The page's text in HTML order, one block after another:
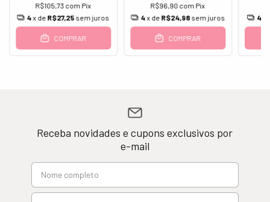
R$105,73 com Pix
4x de R$27,25sem juros
COMPRAR
R$96,90 com Pix
4x de R$24,98sem juros
COMPRAR
4
Receba novidades e cupons exclusivos por
e-mail